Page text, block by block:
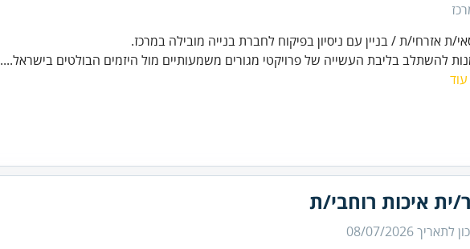
ת אזרחי/ת / בניין עם ניסיון בפיקוח לחברת בנייה מובילה במרכז.
להשתלב בליבת העשייה של פרויקטי מגורים משמעותיים מול היזמים הבולטים בישראל....
ית איכות רוחבי/ת
לתאריך08/07/2026